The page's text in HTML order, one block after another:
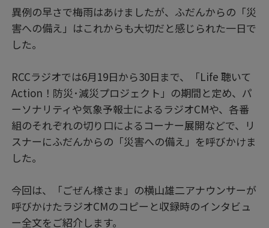
異例の早さで梅雨はあけましたが、ふだんからの「災
害への備え」はこれからも大切だと感じられた一日で
した。
RCCラジオでは6月19日から30日まで、「Life 聴いて
Action！防災･減災プロジェクト」の期間と定め、パ
ーソナリティや気象予報士によるラジオCMや、各番
組のそれぞれの切り口によるコーナー展開などで、リ
スナーにふだんからの「災害への備え」を呼びかけま
した。
今回は、「ごぜん様さま」の横山雄二アナウンサーが
呼びかけたラジオCMのコピーと収録時のインタビュ
ー全文をご紹介します。